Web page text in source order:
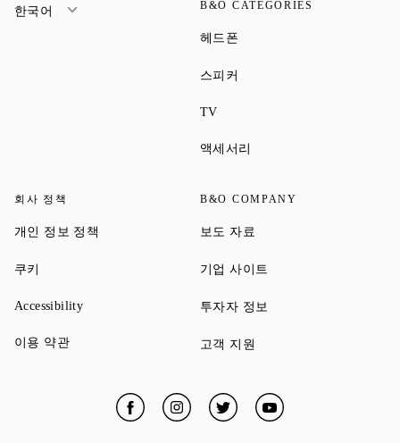
한국어 B&O CATEGORIES
헤드폰
스피커
TVLink Opens in New Tab
액세서리
회사 정책
개인 정보 정책 Link Opens in New Tab
쿠키
AccessibilityLink Opens in New Tab
이용 약관Link Opens in New Tab
B&O COMPANY
보도 자료
기업 사이트
투자자 정보
고객 지원
FacebookLink Opens in New Tab
InstagramLink Opens in New Tab
TwitterLink Opens in New Tab
YouTubeLink Opens in New